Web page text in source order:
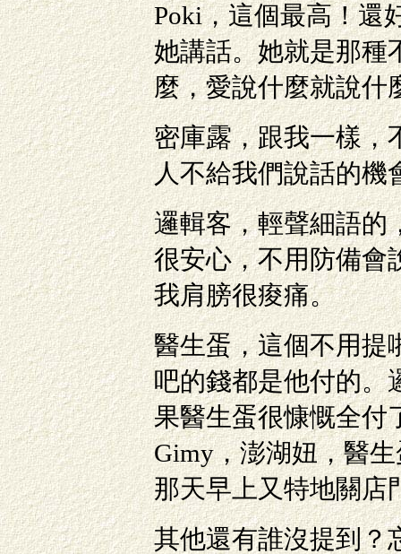
Poki，這個最高！還
她講話。她就是那種
麼，愛說什麼就說什
密庫露，跟我一樣，
人不給我們說話的機
邏輯客，輕聲細語的
很安心，不用防備會
我肩膀很痠痛。
醫生蛋，這個不用提
吧的錢都是他付的。
果醫生蛋很慷慨全付
Gimy，澎湖妞，醫
那天早上又特地關店
其他還有誰沒提到？